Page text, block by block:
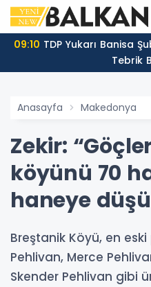
09:10
Tebrik
Anasayfa Makedonya
Zekir:
köyünü 70
haneye
Breştanik Köyü, en
Pehlivan, Merce
Skender Pehlivan gibi